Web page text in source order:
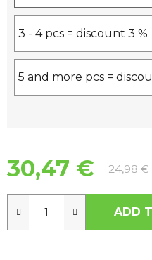
3 - 4 pcs = discount 3 %
5 and more pcs =
30,47 € 24,98 €
ADD